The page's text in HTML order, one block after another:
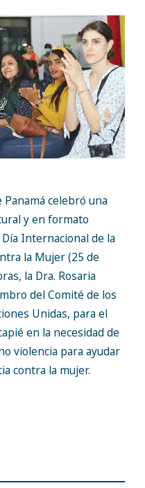
Panamá celebró una
y en formato
Internacional de la
la Mujer (25 de
la Dra. Rosaria
del Comité de los
Unidas, para el
en la necesidad de
violencia para ayudar
contra la mujer.